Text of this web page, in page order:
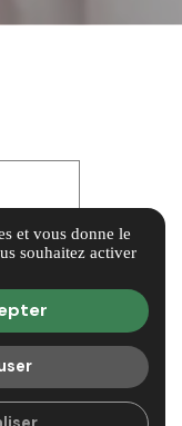
de
et vous donne le
souhaitez activer